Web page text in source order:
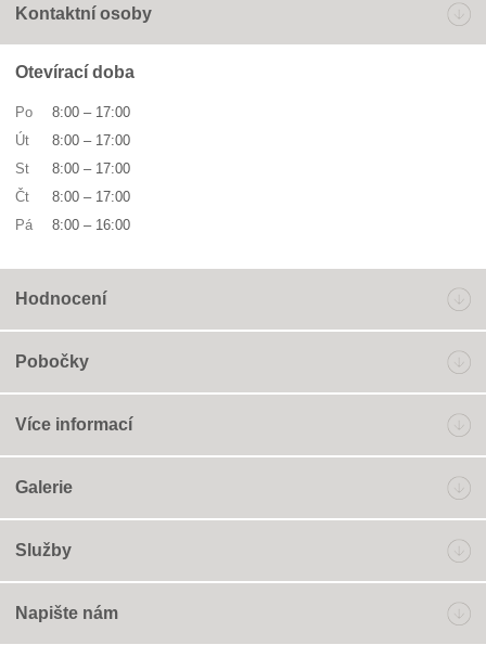
Kontaktní osoby
Otevírací doba
Po 8:00 – 17:00
Út
8:00 – 17:00
St
8:00 – 17:00
Čt
8:00 – 17:00
Pá
8:00 – 16:00
Hodnocení
Pobočky
Více informací
Galerie
Služby
Napište nám